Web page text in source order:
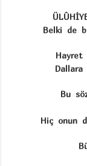
Belki de
Hayret
Bu söz seni,
Hiç onun
Bütün